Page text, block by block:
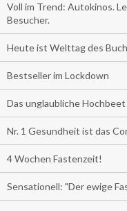
Voll im Trend: Autokinos.
Besucher.
Heute ist Welttag des
Bestseller im Lockdown
Das unglaubliche Hochbeet
Nr. 1 Gesundheit ist das
4 Wochen Fastenzeit!
Sensationell: "Der ewige